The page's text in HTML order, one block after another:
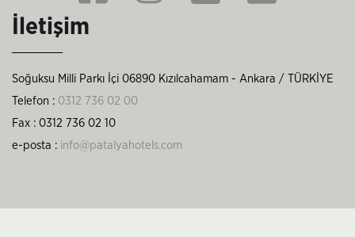
İletişim
Soğuksu Milli Parkı İçi 06890 Kızılcahamam - Ankara / TÜRKİYE
Telefon : 0312 736 02 00
Fax : 0312 736 02 10
e-posta : info@patalyahotels.com